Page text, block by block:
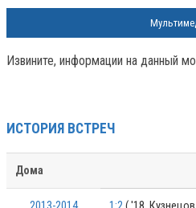
Извините, информации на данный
ИСТОРИЯ ВСТРЕЧ
Дома